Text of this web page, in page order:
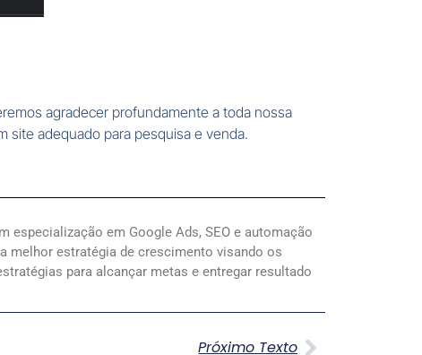
agradecer profundamente a toda nossa
site adequado para pesquisa e venda.
especialização em Google Ads, SEO e automação
melhor estratégia de crescimento visando os
para alcançar metas e entregar resultado
Próximo Texto